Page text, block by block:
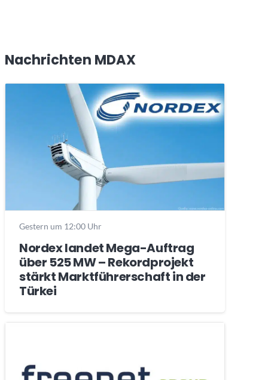
Nachrichten MDAX
Gestern um 12:00 Uhr
Nordex landet Mega-Auftrag
über 525 MW – Rekordprojekt
stärkt Marktführerschaft in der
Türkei